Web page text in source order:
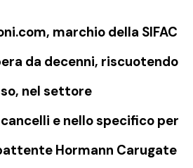
marchio della SIFAC
da decenni, riscuotendo
nel settore
e nello specifico per
Hormann Carugate